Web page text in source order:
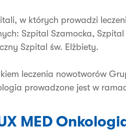
w których prowadzi
Szpital Szamocka,
Szpital św. Elżbiety.
leczenia nowotworów
prowadzone jest w
MED